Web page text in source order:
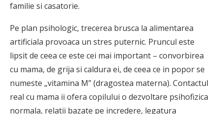
familie si casatorie.
Pe plan psihologic, trecerea brusca la alimentarea
artificiala provoaca un stres puternic. Pruncul este
lipsit de ceea ce este cei mai important – convorbirea
cu mama, de grija si caldura ei, de ceea ce in popor se
numeste „vitamina M” (dragostea materna). Contactul
real cu mama ii ofera copilului o dezvoltare psihofizica
normala, relatii bazate pe incredere, legatura